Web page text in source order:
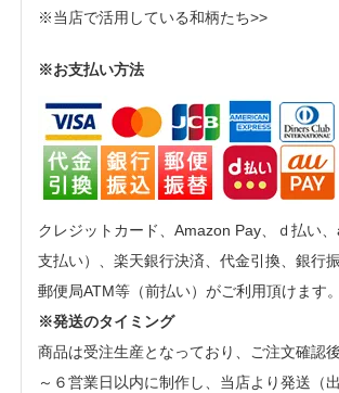
※当店で活用している和柄たち>>
※お支払い方法
クレジットカード、Amazon Pay、ｄ払い、
支払い）、楽天銀行決済、代金引換、銀行
郵便局ATM等（前払い）がご利用頂けます。
※発送のタイミング
商品は受注生産となっており、ご注文確認
～６営業日以内に制作し、当店より発送（